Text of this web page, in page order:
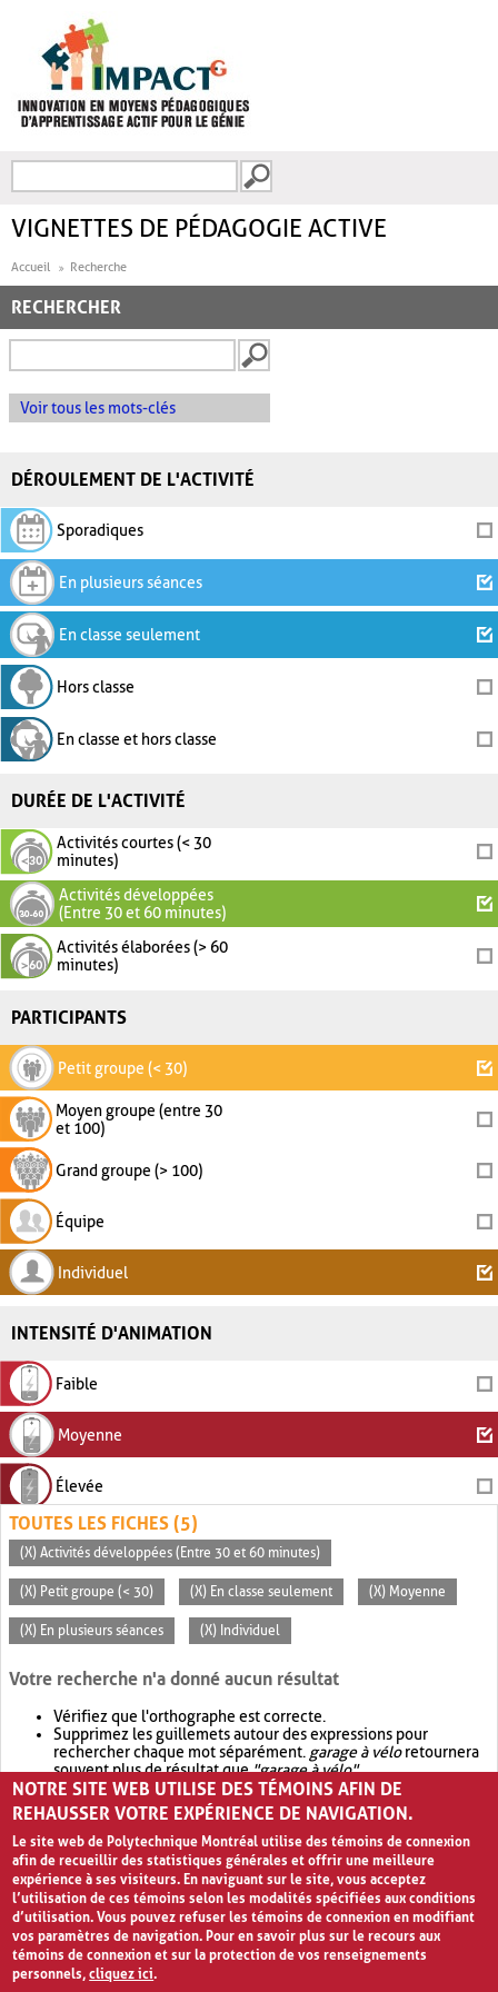
FORMULAIRE DE
VIGNETTES DE PÉDAGOGIE ACTIVE
Accueil Recherche
RECHERCHER
Voir tous les mots-clés
DÉROULEMENT DE L'ACTIVITÉ
Sporadiques
En plusieurs séances
En classe seulement
Hors classe
En classe et hors classe
DURÉE DE L'ACTIVITÉ
Activités courtes (< 30
minutes)
Activités développées
(Entre 30 et 60 minutes)
Activités élaborées (> 60
minutes)
PARTICIPANTS
Petit groupe (< 30)
Moyen groupe (entre 30
et 100)
Grand groupe (> 100)
Équipe
Individuel
INTENSITÉ D'ANIMATION
Faible
Moyenne
Élevée
TOUTES LES FICHES (5)
(X) Activités développées (Entre 30 et 60 minutes)
(X) Petit groupe (< 30) (X) En classe seulement (X) Moyenne
(X) En plusieurs séances (X) Individuel
Votre recherche n'a donné aucun résultat
Vérifiez que l'orthographe est correcte.
Supprimez les guillemets autour des expressions pour
rechercher chaque mot séparément. garage à véloretournera
souvent plus de résultat que"garage à vélo".
Envisagez d'élargir votre recherche avec OR.garage OR vélo
retournera souvent plus de résultat quegarage à vélo
NOTRE SITE WEB UTILISE DES TÉMOINS AFIN DE
REHAUSSER VOTRE EXPÉRIENCE DE NAVIGATION.
Le site web de Polytechnique Montréal utilise des témoins de connexion
afin de recueillir des statistiques générales et offrir une meilleure
expérience à ses visiteurs. En naviguant sur le site, vous acceptez
l’utilisation de ces témoins selon les modalités spécifiées aux conditions
d’utilisation. Vous pouvez refuser les témoins de connexion en modifiant
vos paramètres de navigation. Pour en savoir plus sur le recours aux
témoins de connexion et sur la protection de vos renseignements
personnels,cliquez ici.